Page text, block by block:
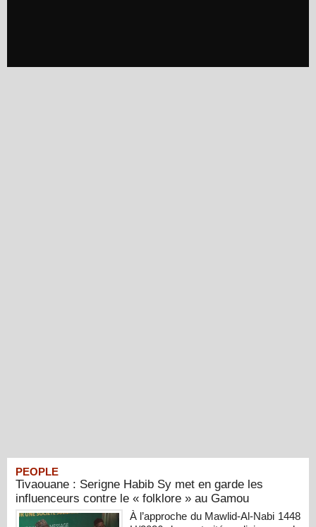
PEOPLE
Tivaouane : Serigne Habib Sy met en garde les
influenceurs contre le « folklore » au Gamou
À l’approche du Mawlid-Al-Nabi 1448